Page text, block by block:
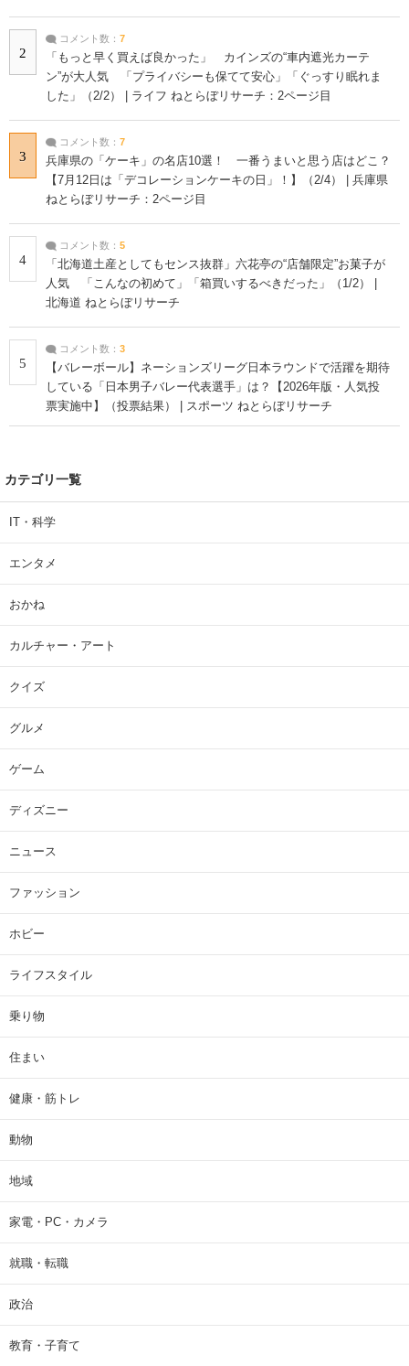
2
コメント数： 7
「もっと早く買えば良かった」 カインズの“車内遮光カーテ
ン”が大人気 「プライバシーも保てて安心」「ぐっすり眠れま
した」（2/2） | ライフ ねとらぼリサーチ：2ページ目
3
コメント数： 7
兵庫県の「ケーキ」の名店10選！ 一番うまいと思う店はどこ？
【7月12日は「デコレーションケーキの日」！】（2/4） | 兵庫県
ねとらぼリサーチ：2ページ目
4
コメント数： 5
「北海道土産としてもセンス抜群」六花亭の“店舗限定”お菓子が
人気 「こんなの初めて」「箱買いするべきだった」（1/2） |
北海道 ねとらぼリサーチ
5
コメント数： 3
【バレーボール】ネーションズリーグ日本ラウンドで活躍を期待
している「日本男子バレー代表選手」は？【2026年版・人気投
票実施中】（投票結果） | スポーツ ねとらぼリサーチ
カテゴリ一覧
IT・科学
エンタメ
おかね
カルチャー・アート
クイズ
グルメ
ゲーム
ディズニー
ニュース
ファッション
ホビー
ライフスタイル
乗り物
住まい
健康・筋トレ
動物
地域
家電・PC・カメラ
就職・転職
政治
教育・子育て